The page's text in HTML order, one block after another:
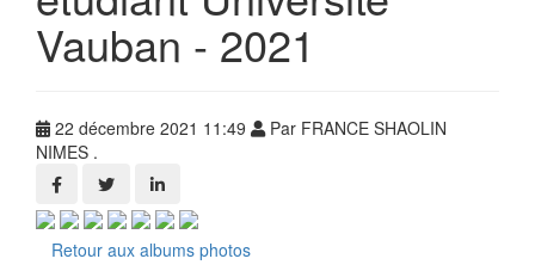
Vauban - 2021
22 décembre 2021 11:49
Par FRANCE SHAOLIN
NIMES .
Retour aux albums photos